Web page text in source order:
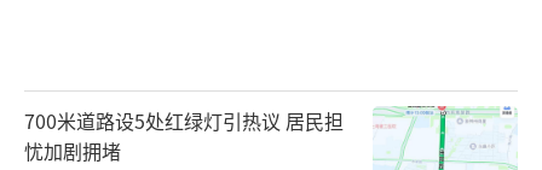
700米道路设5处红绿灯引热议 居民担
忧加剧拥堵